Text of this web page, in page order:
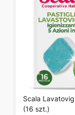
Scala
(16 szt.)